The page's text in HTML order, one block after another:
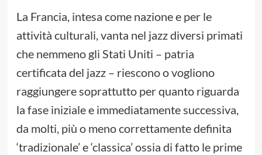
La Francia, intesa come nazione e per le
attività culturali, vanta nel jazz diversi primati
che nemmeno gli Stati Uniti – patria
certificata del jazz – riescono o vogliono
raggiungere soprattutto per quanto riguarda
la fase iniziale e immediatamente successiva,
da molti, più o meno correttamente definita
‘tradizionale’ e ‘classica’ ossia di fatto le prime